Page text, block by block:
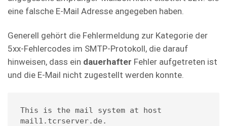
eine falsche E-Mail Adresse angegeben haben.
Generell gehört die Fehlermeldung zur Kategorie der
5xx-Fehlercodes im SMTP-Protokoll, die darauf
hinweisen, dass ein dauerhafter Fehler aufgetreten ist
und die E-Mail nicht zugestellt werden konnte.
This is the mail system at host
mail1.tcrserver.de.